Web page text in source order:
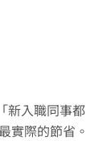
新入職同事都
實際的節省。